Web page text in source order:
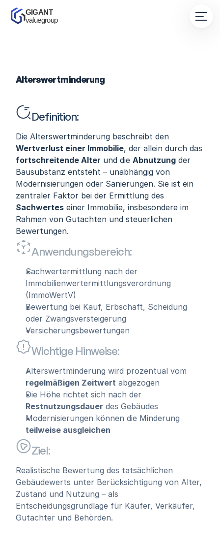
Alterswertminderung
Definition:
Wertverlust einer Immobilie
fortschreitende Alter und die Abnutzung der
Bausubstanz entsteht – unabhängig von
Modernisierungen oder Sanierungen. Sie ist ein
Sachwertes einer Immobilie, insbesondere im
Rahmen von Gutachten und steuerlichen
Bewertungen.
Anwendungsbereich:
Sachwertermittlung nach der
Immobilienwertermittlungsverordnung
(ImmoWertV)
Bewertung bei Kauf, Erbschaft, Scheidung
oder Zwangsversteigerung
Versicherungsbewertungen
Wichtige Hinweise:
regelmäßigen Zeitwert abgezogen
Restnutzungsdauer des Gebäudes
teilweise ausgleichen
Ziel:
Realistische Bewertung des tatsächlichen
Gebäudewerts unter Berücksichtigung von Alter,
Zustand und Nutzung – als
Entscheidungsgrundlage für Käufer, Verkäufer,
Gutachter und Behörden.
GIGANT
valuegroup